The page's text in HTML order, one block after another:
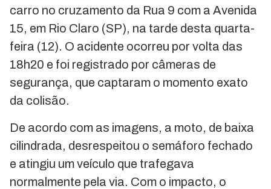
carro no cruzamento da Rua 9 com a Avenida
15, em Rio Claro (SP), na tarde desta quarta-
feira (12). O acidente ocorreu por volta das
18h20 e foi registrado por câmeras de
segurança, que captaram o momento exato
da colisão.
De acordo com as imagens, a moto, de baixa
cilindrada, desrespeitou o semáforo fechado
e atingiu um veículo que trafegava
normalmente pela via. Com o impacto, o